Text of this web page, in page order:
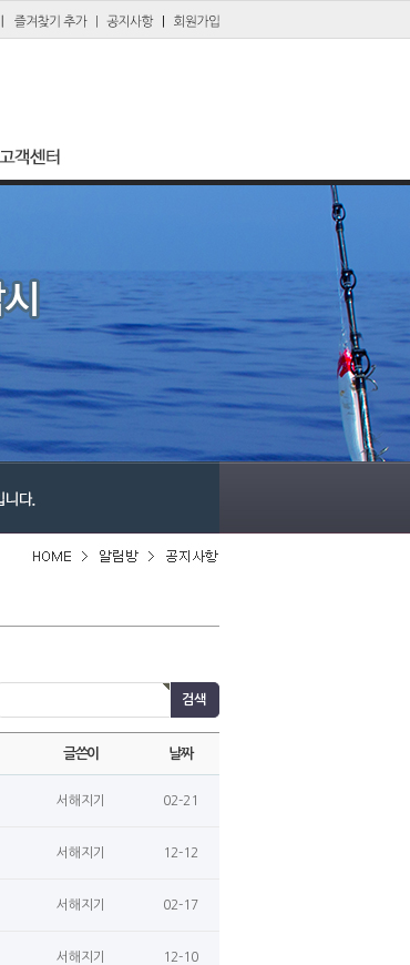
글쓴이 날짜
서해지기 02-21
서해지기 12-12
서해지기 02-17
서해지기 12-10